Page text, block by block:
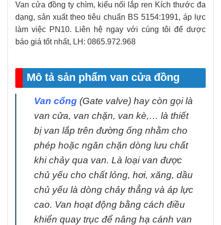
Van cửa đồng ty chìm, kiểu nối lắp ren Kích thước đa
dạng, sản xuất theo tiêu chuẩn BS 5154:1991, áp lực
làm việc PN10. Liên hệ ngay với cúng tôi để dược
báo giá tốt nhất, LH: 0865.972.968
Mô tả sản phẩm van cửa đồng
Van cổng (Gate valve) hay còn gọi là
van cửa, van chặn, van kè,… là thiết
bị van lắp trên đường ống nhằm cho
phép hoặc ngăn chặn dòng lưu chất
khi chảy qua van. Là loại van được
chủ yếu cho chất lỏng, hơi, xăng, dầu
chủ yếu là dòng chảy thẳng và áp lực
cao. Van hoạt động bằng cách điều
khiển quay trục để nâng hạ cánh van